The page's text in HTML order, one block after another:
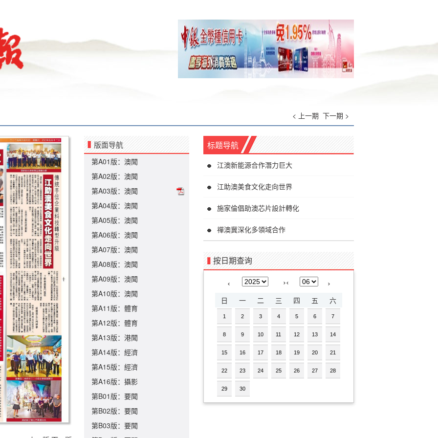
< 上一期 下一期 >
版面导航
第A01版：澳聞
第A02版：澳聞
第A03版：澳聞
第A04版：澳聞
第A05版：澳聞
第A06版：澳聞
第A07版：澳聞
第A08版：澳聞
第A09版：澳聞
第A10版：澳聞
第A11版：體育
第A12版：體育
第A13版：港聞
第A14版：經濟
第A15版：經濟
第A16版：攝影
第B01版：要聞
第B02版：要聞
第B03版：要聞
标题导航
江澳新能源合作潛力巨大
江助澳美食文化走向世界
施家倫倡助澳芯片設計轉化
禪澳冀深化多領域合作
按日期查询
‹ ›‹ ›
日 一 二 三 四 五 六
1 2 3 4 5 6 7
8 9 10 11 12 13 14
15 16 17 18 19 20 21
22 23 24 25 26 27 28
29 30